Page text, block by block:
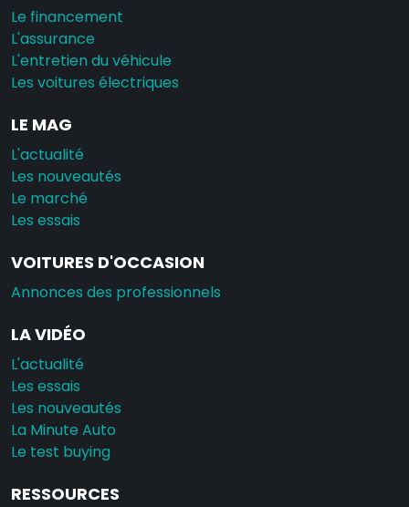
Le financement
L'assurance
L'entretien du véhicule
Les voitures électriques
LE MAG
L'actualité
Les nouveautés
Le marché
Les essais
VOITURES D'OCCASION
Annonces des professionnels
LA VIDÉO
L'actualité
Les essais
Les nouveautés
La Minute Auto
Le test buying
RESSOURCES